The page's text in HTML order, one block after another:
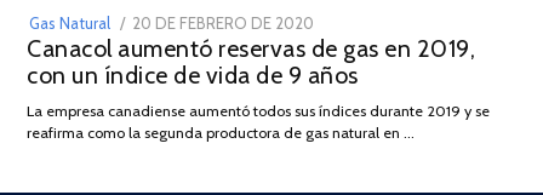
Gas Natural
POSTED
ON
20 DE FEBRERO DE 2020
DE
JULIO
2025
Canacol aumentó reservas de gas en 2019,
con un índice de vida de 9 años
La empresa canadiense aumentó todos sus índices durante 2019 y se
reafirma como la segunda productora de gas natural en …